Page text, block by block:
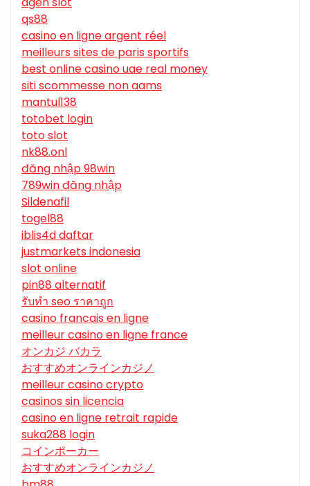
qs88
casino en ligne argent réel
meilleurs sites de paris sportifs
best online casino uae real money
siti scommesse non aams
mantul138
totobet login
toto slot
nk88.onl
đăng nhập 98win
789win đăng nhập
Sildenafil
togel88
iblis4d daftar
justmarkets indonesia
slot online
pin88 alternatif
รับทํา seo ราคาถูก
casino francais en ligne
meilleur casino en ligne france
オンカジ バカラ
おすすめオンラインカジノ
meilleur casino crypto
casinos sin licencia
casino en ligne retrait rapide
suka288 login
コインポーカー
おすすめオンラインカジノ